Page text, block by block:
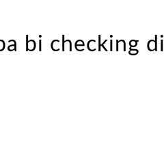
bi checking di